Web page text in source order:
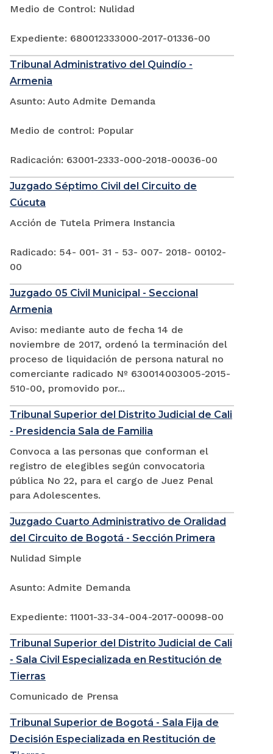
Medio de Control: Nulidad
Expediente: 680012333000-2017-01336-00
Tribunal Administrativo del Quindío -
Armenia
Asunto: Auto Admite Demanda
Medio de control: Popular
Radicación: 63001-2333-000-2018-00036-00
Juzgado Séptimo Civil del Circuito de
Cúcuta
Acción de Tutela Primera Instancia
Radicado: 54- 001- 31 - 53- 007- 2018- 00102-
00
Juzgado 05 Civil Municipal - Seccional
Armenia
Aviso: mediante auto de fecha 14 de
noviembre de 2017, ordenó la terminación del
proceso de liquidación de persona natural no
comerciante radicado Nº 630014003005-2015-
510-00, promovido por...
Tribunal Superior del Distrito Judicial de Cali
- Presidencia Sala de Familia
Convoca a las personas que conforman el
registro de elegibles según convocatoria
pública No 22, para el cargo de Juez Penal
para Adolescentes.
Juzgado Cuarto Administrativo de Oralidad
del Circuito de Bogotá - Sección Primera
Nulidad Simple
Asunto: Admite Demanda
Expediente: 11001-33-34-004-2017-00098-00
Tribunal Superior del Distrito Judicial de Cali
- Sala Civil Especializada en Restitución de
Tierras
Comunicado de Prensa
Tribunal Superior de Bogotá - Sala Fija de
Decisión Especializada en Restitución de